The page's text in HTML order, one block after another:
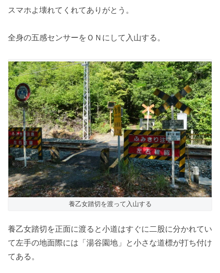
スマホよ壊れてくれてありがとう。
全身の五感センサーをＯＮにして入山する。
養乙女踏切を渡って入山する
養乙女踏切を正面に渡ると小道はすぐに二股に分かれてい
て左手の地面際には「湯谷園地」と小さな道標が打ち付け
てある。